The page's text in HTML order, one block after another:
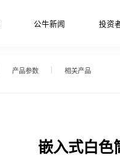
公牛新闻 投资
产品参数 相关产品
嵌入式白色